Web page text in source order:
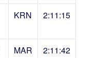
KRN 2:11:15
MAR
2:11:42